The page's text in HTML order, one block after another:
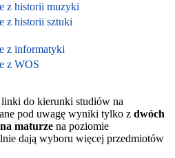
z historii muzyki
z historii sztuki
z informatyki
z WOS
do kierunki studiów na
pod uwagę wyniki tylko z dwóch
maturze na poziomie
dają wyboru więcej przedmiotów